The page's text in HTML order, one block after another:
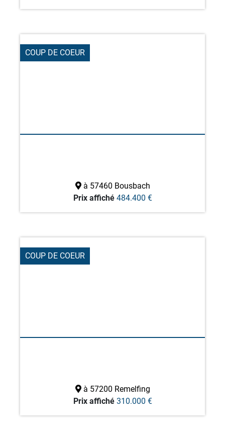
COUP DE COEUR
à 57460 Bousbach
Prix affiché 484.400 €
COUP DE COEUR
à 57200 Remelfing
Prix affiché 310.000 €